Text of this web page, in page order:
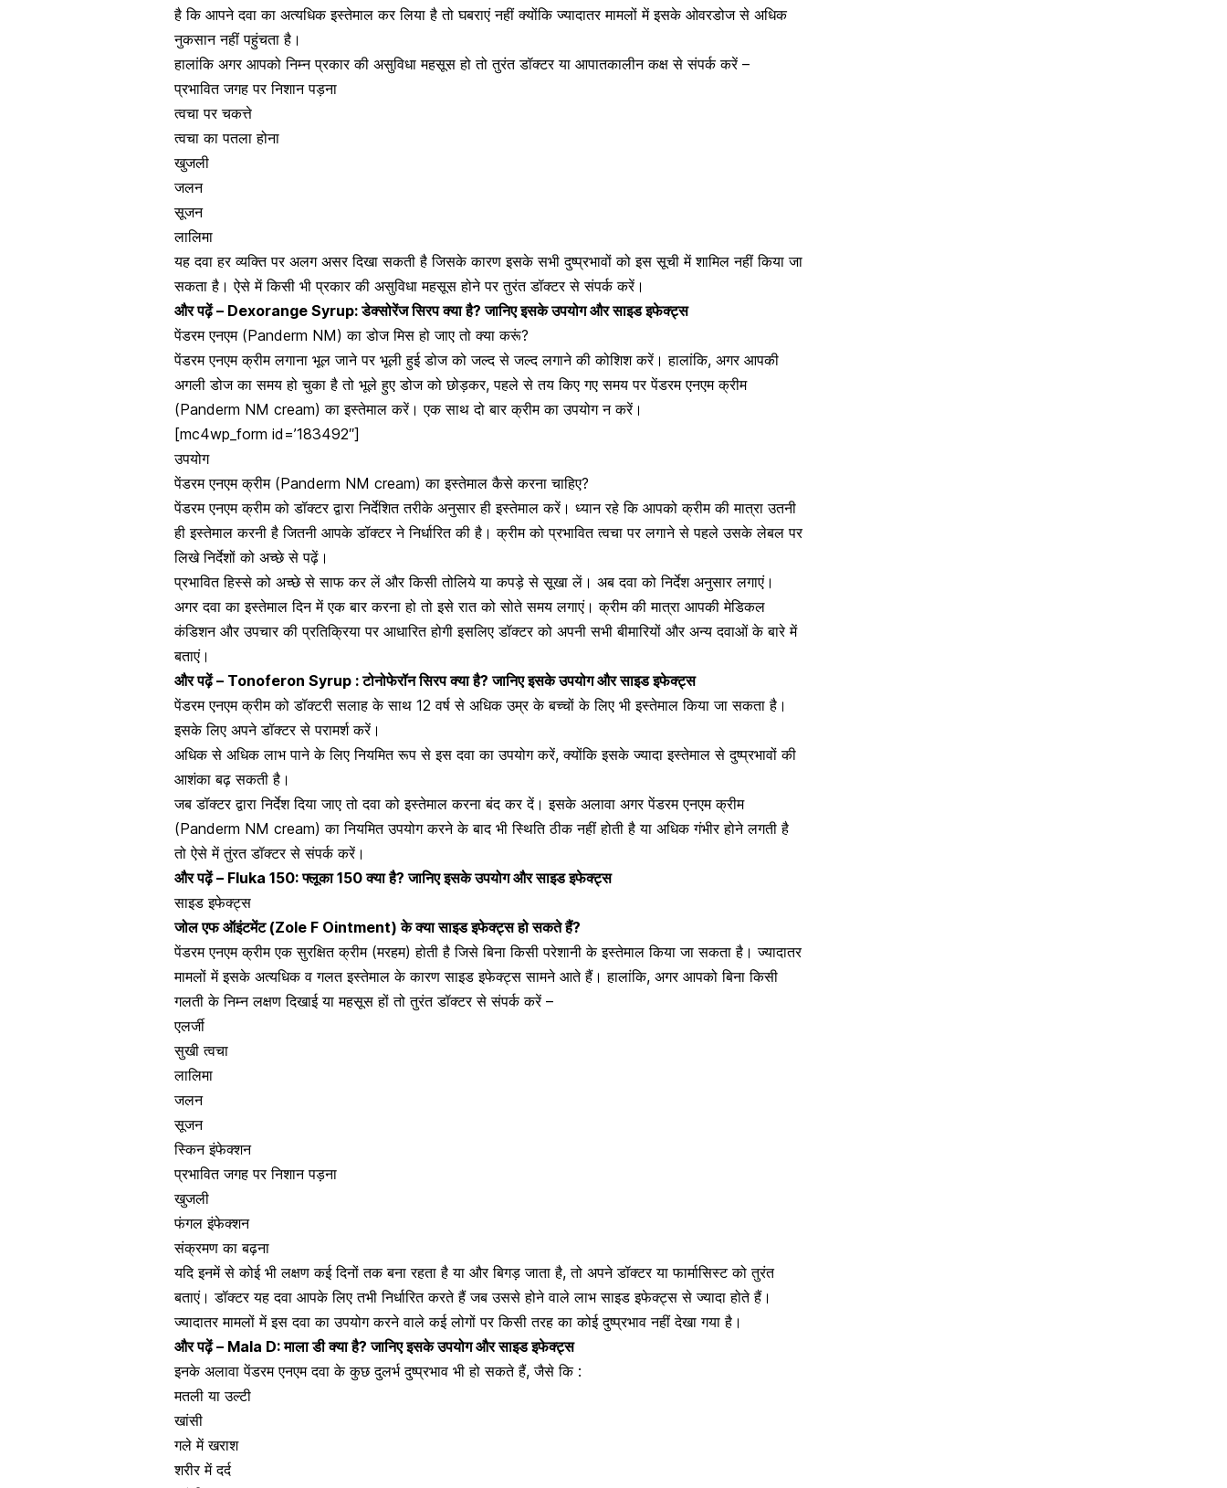
है कि आपने दवा का अत्यधिक इस्तेमाल कर लिया है तो घबराएं नहीं क्योंकि ज्यादातर मामलों में इसके ओवरडोज से अधिक
नुकसान नहीं पहुंचता है।
हालांकि अगर आपको निम्न प्रकार की असुविधा महसूस हो तो तुरंत डॉक्टर या आपातकालीन कक्ष से संपर्क करें –
प्रभावित जगह पर निशान पड़ना
त्वचा पर चकत्ते
त्वचा का पतला होना
खुजली
जलन
सूजन
लालिमा
यह दवा हर व्यक्ति पर अलग असर दिखा सकती है जिसके कारण इसके सभी दुष्प्रभावों को इस सूची में शामिल नहीं किया जा
सकता है। ऐसे में किसी भी प्रकार की असुविधा महसूस होने पर तुरंत डॉक्टर से संपर्क करें।
और पढ़ें – Dexorange Syrup: डेक्सोरेंज सिरप क्या है? जानिए इसके उपयोग और साइड इफेक्ट्स
पेंडरम एनएम (Panderm NM) का डोज मिस हो जाए तो क्या करूं?
पेंडरम एनएम क्रीम लगाना भूल जाने पर भूली हुई डोज को जल्द से जल्द लगाने की कोशिश करें। हालांकि, अगर आपकी
अगली डोज का समय हो चुका है तो भूले हुए डोज को छोड़कर, पहले से तय किए गए समय पर पेंडरम एनएम क्रीम
(Panderm NM cream) का इस्तेमाल करें। एक साथ दो बार क्रीम का उपयोग न करें।
[mc4wp_form id=’183492″]
उपयोग
पेंडरम एनएम क्रीम (Panderm NM cream) का इस्तेमाल कैसे करना चाहिए?
पेंडरम एनएम क्रीम को डॉक्टर द्वारा निर्देशित तरीके अनुसार ही इस्तेमाल करें। ध्यान रहे कि आपको क्रीम की मात्रा उतनी
ही इस्तेमाल करनी है जितनी आपके डॉक्टर ने निर्धारित की है। क्रीम को प्रभावित त्वचा पर लगाने से पहले उसके लेबल पर
लिखे निर्देशों को अच्छे से पढ़ें।
प्रभावित हिस्से को अच्छे से साफ कर लें और किसी तोलिये या कपड़े से सूखा लें। अब दवा को निर्देश अनुसार लगाएं।
अगर दवा का इस्तेमाल दिन में एक बार करना हो तो इसे रात को सोते समय लगाएं। क्रीम की मात्रा आपकी मेडिकल
कंडिशन और उपचार की प्रतिक्रिया पर आधारित होगी इसलिए डॉक्टर को अपनी सभी बीमारियों और अन्य दवाओं के बारे में
बताएं।
और पढ़ें – Tonoferon Syrup : टोनोफेरॉन सिरप क्या है? जानिए इसके उपयोग और साइड इफेक्ट्स
पेंडरम एनएम क्रीम को डॉक्टरी सलाह के साथ 12 वर्ष से अधिक उम्र के बच्चों के लिए भी इस्तेमाल किया जा सकता है।
इसके लिए अपने डॉक्टर से परामर्श करें।
अधिक से अधिक लाभ पाने के लिए नियमित रूप से इस दवा का उपयोग करें, क्योंकि इसके ज्यादा इस्तेमाल से दुष्प्रभावों की
आशंका बढ़ सकती है।
जब डॉक्टर द्वारा निर्देश दिया जाए तो दवा को इस्तेमाल करना बंद कर दें। इसके अलावा अगर पेंडरम एनएम क्रीम
(Panderm NM cream) का नियमित उपयोग करने के बाद भी स्थिति ठीक नहीं होती है या अधिक गंभीर होने लगती है
तो ऐसे में तुंरत डॉक्टर से संपर्क करें।
और पढ़ें – Fluka 150: फ्लूका 150 क्या है? जानिए इसके उपयोग और साइड इफेक्ट्स
साइड इफेक्ट्स
जोल एफ ऑइंटमेंट (Zole F Ointment)के क्या साइड इफेक्ट्स हो सकते हैं?
पेंडरम एनएम क्रीम एक सुरक्षित क्रीम (मरहम) होती है जिसे बिना किसी परेशानी के इस्तेमाल किया जा सकता है। ज्यादातर
मामलों में इसके अत्यधिक व गलत इस्तेमाल के कारण साइड इफेक्ट्स सामने आते हैं। हालांकि, अगर आपको बिना किसी
गलती के निम्न लक्षण दिखाई या महसूस हों तो तुरंत डॉक्टर से संपर्क करें –
एलर्जी
सुखी त्वचा
लालिमा
जलन
सूजन
स्किन इंफेक्शन
प्रभावित जगह पर निशान पड़ना
खुजली
फंगल इंफेक्शन
संक्रमण का बढ़ना
यदि इनमें से कोई भी लक्षण कई दिनों तक बना रहता है या और बिगड़ जाता है, तो अपने डॉक्टर या फार्मासिस्ट को तुरंत
बताएं। डॉक्टर यह दवा आपके लिए तभी निर्धारित करते हैं जब उससे होने वाले लाभ साइड इफेक्ट्स से ज्यादा होते हैं।
ज्यादातर मामलों में इस दवा का उपयोग करने वाले कई लोगों पर किसी तरह का कोई दुष्प्रभाव नहीं देखा गया है।
और पढ़ें – Mala D: माला डी क्या है? जानिए इसके उपयोग और साइड इफेक्ट्स
इनके अलावा पेंडरम एनएम दवा के कुछ दुलर्भ दुष्प्रभाव भी हो सकते हैं, जैसे कि :
मतली या उल्टी
खांसी
गले में खराश
शरीर में दर्द